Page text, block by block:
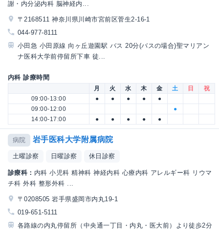
謝・内分泌内科 脳神経内...
〒2168511 神奈川県川崎市宮前区菅生2-16-1
044-977-8111
小田急 小田原線 向ヶ丘遊園駅 バス 20分(バスの場合)聖マリアン
ナ医科大学前停留所下車 徒...
内科 診療時間
月 火 水 木 金 土 日
祝
09:00-13:00
● ● ● ●
●
09:00-12:00
●
14:00-17:00
● ● ● ● ●
病院 岩手医科大学附属病院
土曜診察 日曜診察 休日診察
診療科： 内科 小児科 精神科 神経内科 心療内科 アレルギー科 リウマ
チ科 外科 整形外科 ...
〒0208505 岩手県盛岡市内丸19-1
019-651-5111
各路線の内丸停留所（中央通一丁目・内丸・医大前）より徒歩2分